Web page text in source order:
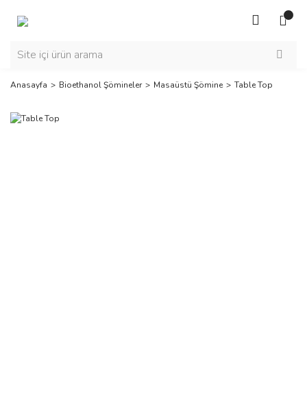
Anasayfa Bioethanol Şömineler Masaüstü Şömine Table Top